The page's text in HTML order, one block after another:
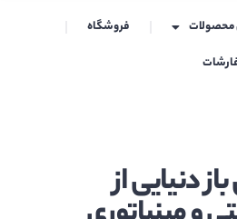
محصولات
فروشگاه
دنیایی از